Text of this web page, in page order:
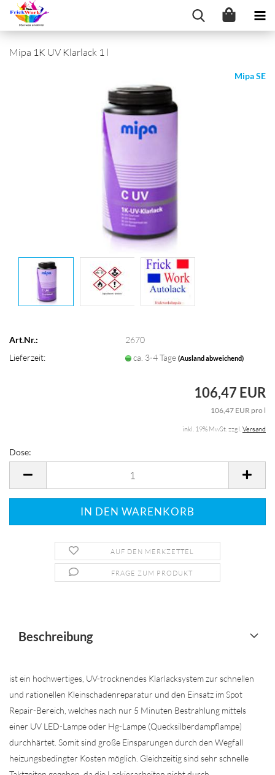
Mipa 1K UV Klarlack 1 l
Mipa SE
Art.Nr.:
2670
Lieferzeit:
ca. 3-4 Tage(Ausland abweichend)
106,47 EUR
106,47 EUR pro l
inkl. 19% MwSt. zzgl.Versand
Dose:
AUF DEN MERKZETTEL
FRAGE ZUM PRODUKT
Beschreibung
ist ein hochwertiges, UV-trocknendes Klarlacksystem zur schnellen
und rationellen Kleinschadenreparatur und den Einsatz im Spot
Repair-Bereich, welches nach nur 5 Minuten Bestrahlung mittels
einer UV LED-Lampe oder Hg-Lampe (Quecksilberdampflampe)
durchhärtet. Somit sind große Einsparungen durch den Wegfall
heizungsbedingter Kosten möglich. Gleichzeitig sind sehr schnelle